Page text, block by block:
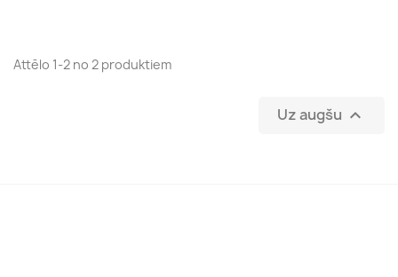
Attēlo 1-2 no 2 produktiem
Uz augšu 